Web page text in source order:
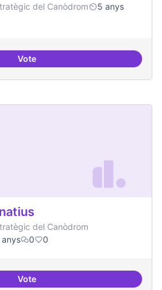
del Canòdrom
5 anys
VoteModel exportable - guifinet a
del Canòdrom
anys 0 0
VoteVideojocs alternatius